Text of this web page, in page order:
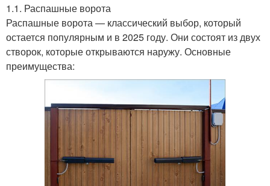
1.1. Распашные ворота
Распашные ворота — классический выбор, который
остается популярным и в 2025 году. Они состоят из двух
створок, которые открываются наружу. Основные
преимущества: